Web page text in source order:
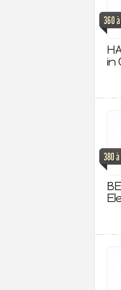
360
in
380